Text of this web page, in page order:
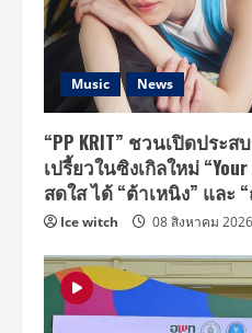
Music News
“PP KRIT” ชวนเปิดปร
เปรี้ยวในซิงเกิลใหม่
สดใส ได้ “ต้าเหนิง” และ
Ice witch 08 สิงหาคม 2026